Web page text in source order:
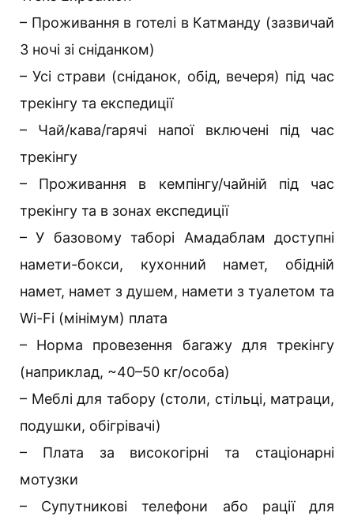
– Проживання в готелі в Катманду (зазвичай
3 ночі зі сніданком)
– Усі страви (сніданок, обід, вечеря) під час
трекінгу та експедиції
– Чай/кава/гарячі напої включені під час
трекінгу
– Проживання в кемпінгу/чайній під час
трекінгу та в зонах експедиції
– У базовому таборі Амадаблам доступні
намети-бокси, кухонний намет, обідній
намет, намет з душем, намети з туалетом та
Wi-Fi (мінімум) плата
– Норма провезення багажу для трекінгу
(наприклад, ~40–50 кг/особа)
– Меблі для табору (столи, стільці, матраци,
подушки, обігрівачі)
– Плата за високогірні та стаціонарні
мотузки
– Супутникові телефони або рації для